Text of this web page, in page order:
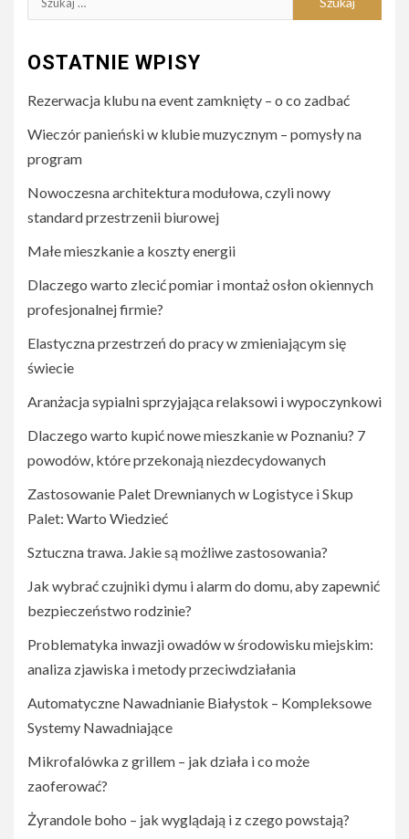
OSTATNIE WPISY
Rezerwacja klubu na event zamknięty – o co zadbać
Wieczór panieński w klubie muzycznym – pomysły na
program
Nowoczesna architektura modułowa, czyli nowy
standard przestrzenii biurowej
Małe mieszkanie a koszty energii
Dlaczego warto zlecić pomiar i montaż osłon okiennych
profesjonalnej firmie?
Elastyczna przestrzeń do pracy w zmieniającym się
świecie
Aranżacja sypialni sprzyjająca relaksowi i wypoczynkowi
Dlaczego warto kupić nowe mieszkanie w Poznaniu? 7
powodów, które przekonają niezdecydowanych
Zastosowanie Palet Drewnianych w Logistyce i Skup
Palet: Warto Wiedzieć
Sztuczna trawa. Jakie są możliwe zastosowania?
Jak wybrać czujniki dymu i alarm do domu, aby zapewnić
bezpieczeństwo rodzinie?
Problematyka inwazji owadów w środowisku miejskim:
analiza zjawiska i metody przeciwdziałania
Automatyczne Nawadnianie Białystok – Kompleksowe
Systemy Nawadniające
Mikrofalówka z grillem – jak działa i co może
zaoferować?
Żyrandole boho – jak wyglądają i z czego powstają?